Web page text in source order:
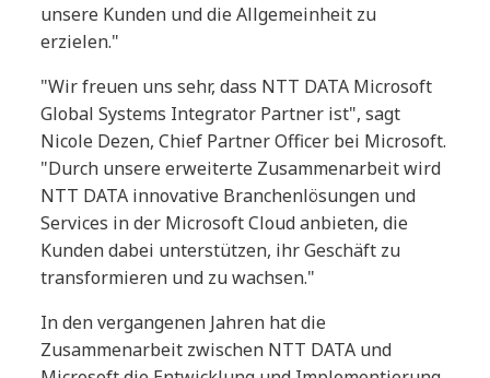
unsere Kunden und die Allgemeinheit zu
erzielen."
"Wir freuen uns sehr, dass NTT DATA Microsoft
Global Systems Integrator Partner ist", sagt
Nicole Dezen, Chief Partner Officer bei Microsoft.
"Durch unsere erweiterte Zusammenarbeit wird
NTT DATA innovative Branchenlösungen und
Services in der Microsoft Cloud anbieten, die
Kunden dabei unterstützen, ihr Geschäft zu
transformieren und zu wachsen."
In den vergangenen Jahren hat die
Zusammenarbeit zwischen NTT DATA und